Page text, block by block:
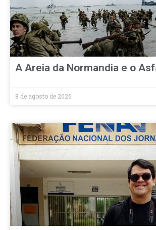
A Areia da Normandia e o
8 de agosto de 2026